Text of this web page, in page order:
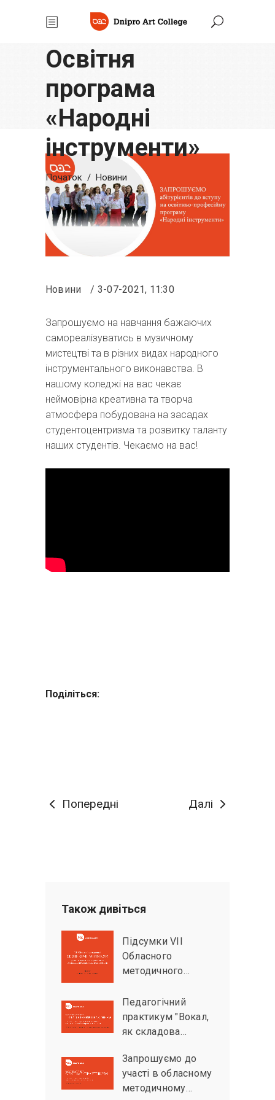
навчання!
Освітня
програма
«Народні
інструменти»
Початок / Новини
Новини 3-07-2021, 11:30
Запрошуємо на навчання бажаючих
самореалізуватись в музичному
мистецтві та в різних видах народного
інструментального виконавства. В
нашому коледжі на вас чекає
неймовірна креативна та творча
атмосфера побудована на засадах
студентоцентризма та розвитку таланту
наших студентів. Чекаємо на вас!
Поділіться:
Попередні Далі
Також дивiться
Підсумки VІІ
Обласного
методичного…
Педагогічний
практикум "Вокал,
як складова…
Запрошуємо до
участі в обласному
методичному…